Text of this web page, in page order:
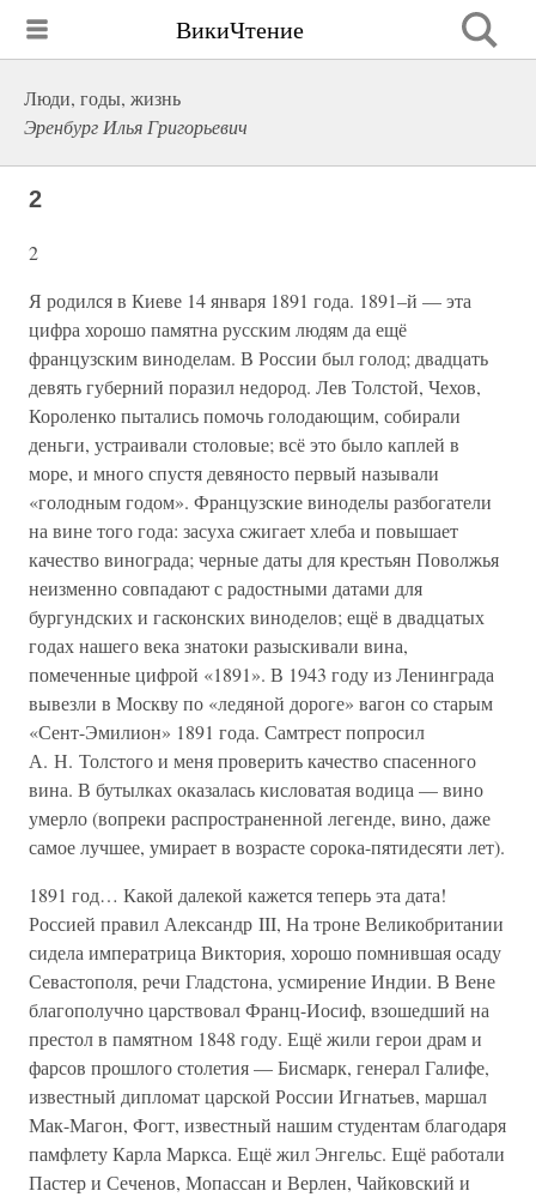
ВикиЧтение
Люди, годы, жизнь
Эренбург Илья Григорьевич
2
2
Я родился в Киеве 14 января 1891 года. 1891–й — эта
цифра хорошо памятна русским людям да ещё
французским виноделам. В России был голод; двадцать
девять губерний поразил недород. Лев Толстой, Чехов,
Короленко пытались помочь голодающим, собирали
деньги, устраивали столовые; всё это было каплей в
море, и много спустя девяносто первый называли
«голодным годом». Французские виноделы разбогатели
на вине того года: засуха сжигает хлеба и повышает
качество винограда; черные даты для крестьян Поволжья
неизменно совпадают с радостными датами для
бургундских и гасконских виноделов; ещё в двадцатых
годах нашего века знатоки разыскивали вина,
помеченные цифрой «1891». В 1943 году из Ленинграда
вывезли в Москву по «ледяной дороге» вагон со старым
«Сент-Эмилион» 1891 года. Самтрест попросил
А. Н. Толстого и меня проверить качество спасенного
вина. В бутылках оказалась кисловатая водица — вино
умерло (вопреки распространенной легенде, вино, даже
самое лучшее, умирает в возрасте сорока-пятидесяти лет).
1891 год… Какой далекой кажется теперь эта дата!
Россией правил Александр III, На троне Великобритании
сидела императрица Виктория, хорошо помнившая осаду
Севастополя, речи Гладстона, усмирение Индии. В Вене
благополучно царствовал Франц-Иосиф, взошедший на
престол в памятном 1848 году. Ещё жили герои драм и
фарсов прошлого столетия — Бисмарк, генерал Галифе,
известный дипломат царской России Игнатьев, маршал
Мак-Магон, Фогт, известный нашим студентам благодаря
памфлету Карла Маркса. Ещё жил Энгельс. Ещё работали
Пастер и Сеченов, Мопассан и Верлен, Чайковский и